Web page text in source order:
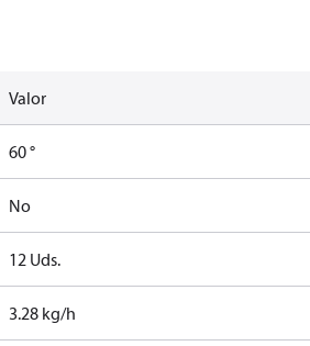
Valor
60 °
No
12 Uds.
3.28 kg/h